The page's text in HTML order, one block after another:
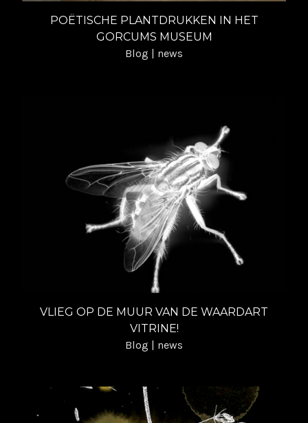
POËTISCHE PLANTDRUKKEN IN HET
GORCUMS MUSEUM
Blog | news
VLIEG OP DE MUUR VAN DE WAARDART
VITRINE!
Blog | news